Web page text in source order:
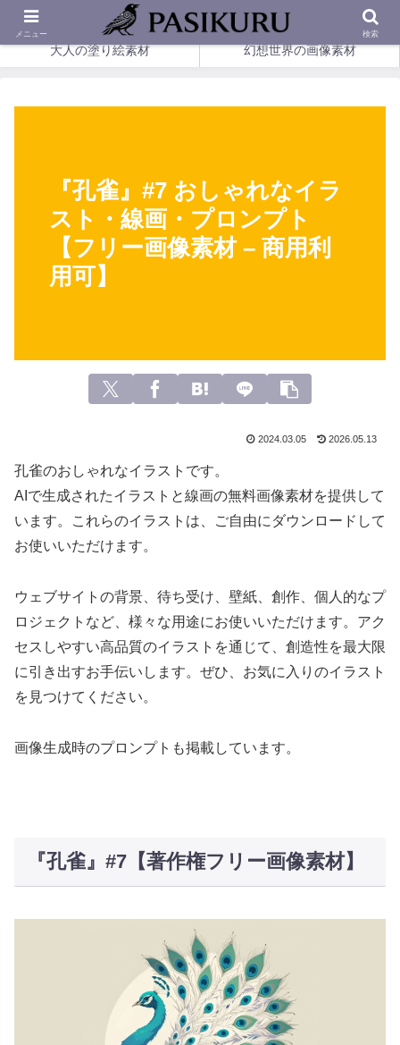
印刷して楽しめる、幻想の塗り絵とやさしい画像素材。
大人の塗り絵素材 幻想世界の画像素材
『孔雀』#7 おしゃれなイラ
スト・線画・プロンプト
【フリー画像素材 – 商用利
用可】
2024.03.05 2026.05.13
孔雀のおしゃれなイラストです。
AIで生成されたイラストと線画の無料画像素材を提供して
います。これらのイラストは、ご自由にダウンロードして
お使いいただけます。
ウェブサイトの背景、待ち受け、壁紙、創作、個人的なプ
ロジェクトなど、様々な用途にお使いいただけます。アク
セスしやすい高品質のイラストを通じて、創造性を最大限
に引き出すお手伝いします。ぜひ、お気に入りのイラスト
を見つけてください。
画像生成時のプロンプトも掲載しています。
『孔雀』#7【著作権フリー画像素材】
メニュー 検索